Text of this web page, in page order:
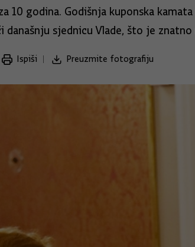
10 godina. Godišnja kuponska
današnju sjednicu Vlade, što je
Ispiši Preuzmite fotografiju